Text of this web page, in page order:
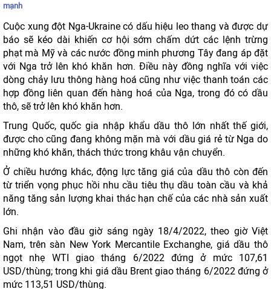
mạnh
Cuộc xung đột Nga-Ukraine có dấu hiệu leo thang và được dự
báo sẽ kéo dài khiến cơ hội sớm chấm dứt các lệnh trừng
phạt mà Mỹ và các nước đồng minh phương Tây đang áp đặt
với Nga trở lên khó khăn hơn. Điều này đồng nghĩa với việc
dòng chảy lưu thông hàng hoá cũng như việc thanh toán các
hợp đồng liên quan đến hàng hoá của Nga, trong đó có dầu
thô, sẽ trở lên khó khăn hơn.
Trung Quốc, quốc gia nhập khẩu dầu thô lớn nhất thế giới,
được cho cũng đang không mặn mà với dầu giá rẻ từ Nga do
những khó khăn, thách thức trong khâu vận chuyển.
Ở chiều hướng khác, động lực tăng giá của dầu thô còn đến
từ triển vọng phục hồi nhu cầu tiêu thụ dầu toàn cầu và khả
năng tăng sản lượng khai thác hạn chế của các nhà sản xuất
lớn.
Ghi nhận vào đầu giờ sáng ngày 18/4/2022, theo giờ Việt
Nam, trên sàn New York Mercantile Exchanghe, giá dầu thô
ngọt nhẹ WTI giao tháng 6/2022 đứng ở mức 107,61
USD/thùng; trong khi giá dầu Brent giao tháng 6/2022 đứng ở
mức 113,51 USD/thùng.